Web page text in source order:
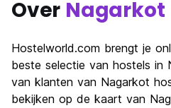
Over Nagarkot
Hostelworld.com brengt je
beste selectie van hostels in
van klanten van Nagarkot
bekijken op de kaart van